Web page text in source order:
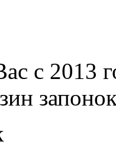
с 2013